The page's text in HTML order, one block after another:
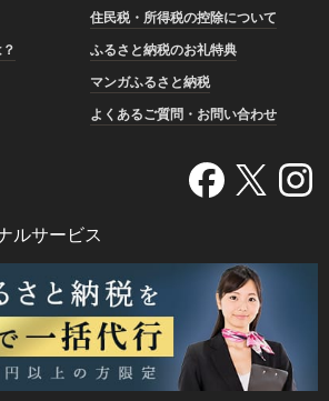
住民税・所得税の控除について
ふるさと納税のお礼特典
マンガふるさと納税
よくあるご質問・お問い合わせ
ルサービス